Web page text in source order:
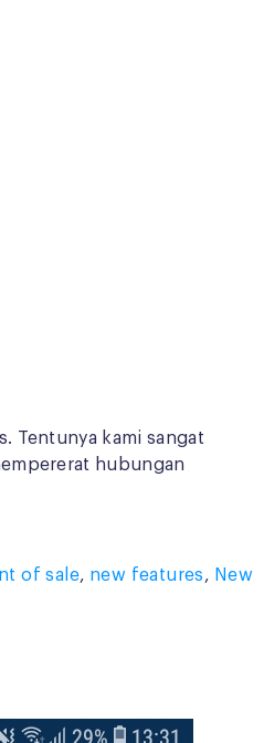
Tentunya kami sangat
hubungan
of sale, new features, New